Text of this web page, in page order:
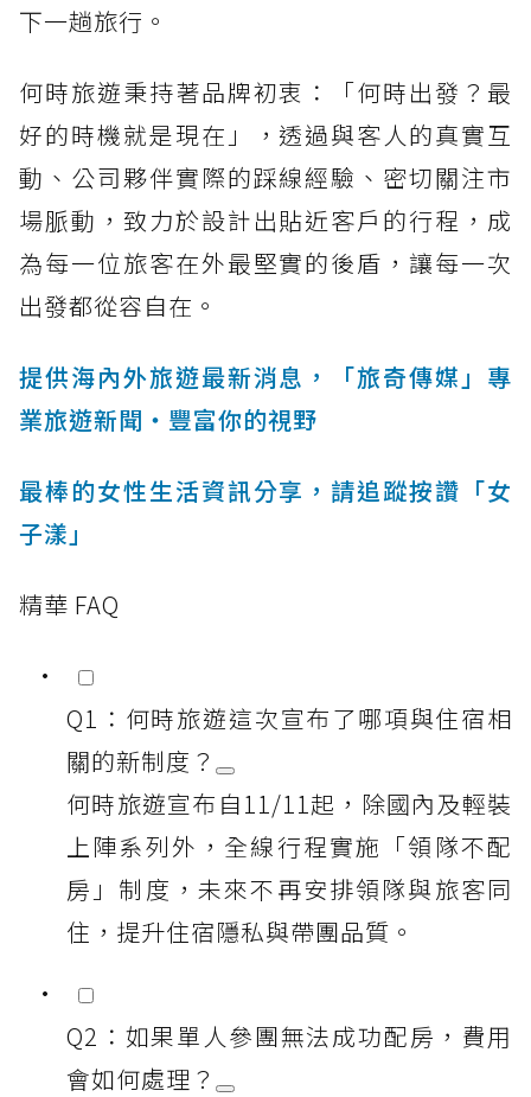
下一趟旅行。
何時旅遊秉持著品牌初衷：「何時出發？最
好的時機就是現在」，透過與客人的真實互
動、公司夥伴實際的踩線經驗、密切關注市
場脈動，致力於設計出貼近客戶的行程，成
為每一位旅客在外最堅實的後盾，讓每一次
出發都從容自在。
提供海內外旅遊最新消息，「旅奇傳媒」專
業旅遊新聞‧豐富你的視野
最棒的女性生活資訊分享，請追蹤按讚「女
子漾」
精華 FAQ
Q1：何時旅遊這次宣布了哪項與住宿相
關的新制度？
何時旅遊宣布自11/11起，除國內及輕裝
上陣系列外，全線行程實施「領隊不配
房」制度，未來不再安排領隊與旅客同
住，提升住宿隱私與帶團品質。
Q2：如果單人參團無法成功配房，費用
會如何處理？